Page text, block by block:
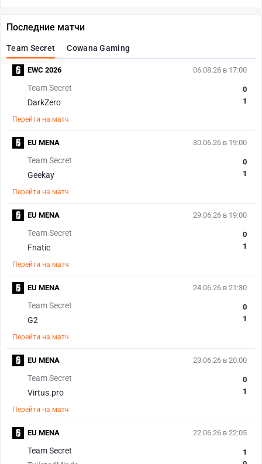
Последние матчи
Team Secret Cowana Gaming
06.08.26 в 17:00
Team Secret
DarkZero
0
1
Перейти на матч
EWC 2026
30.06.26 в 19:00
Team Secret
Geekay
0
1
Перейти на матч
EU MENA
29.06.26 в 19:00
Team Secret
Fnatic
0
1
Перейти на матч
EU MENA
24.06.26 в 21:30
Team Secret
G2
0
1
Перейти на матч
EU MENA
23.06.26 в 20:00
Team Secret
Virtus.pro
0
1
Перейти на матч
EU MENA
22.06.26 в 22:05
Team Secret
1
EU MENA